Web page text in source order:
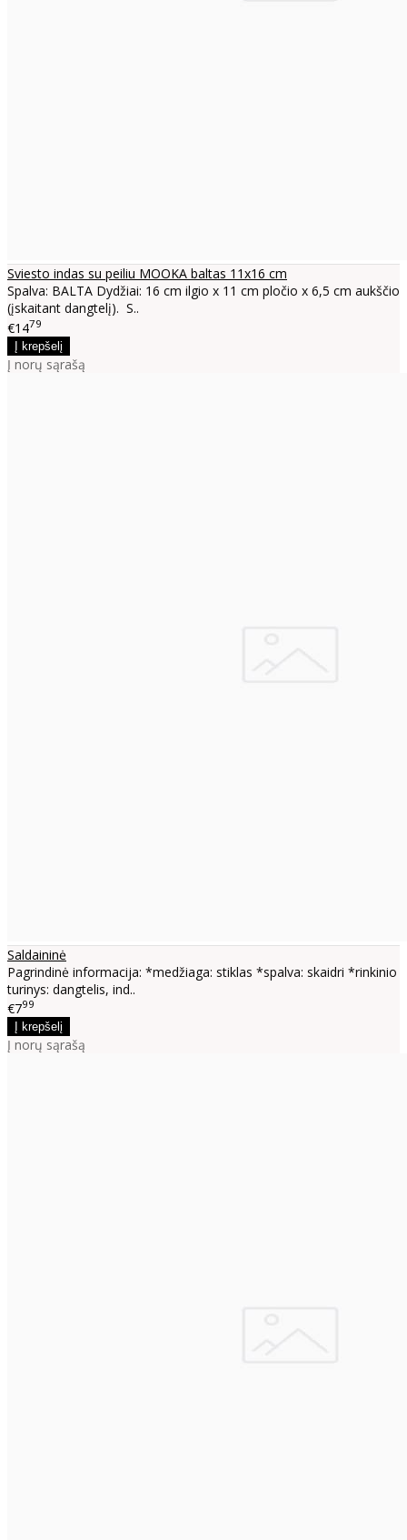
Sviesto indas su peiliu MOOKA baltas 11x16 cm
Spalva: BALTA Dydžiai: 16 cm ilgio x 11 cm pločio x 6,5 cm aukščio
(įskaitant dangtelį). S..
€1479
Į norų sąrašą
Saldaininė
Pagrindinė informacija: *medžiaga: stiklas *spalva: skaidri *rinkinio
turinys: dangtelis, ind..
€799
Į norų sąrašą